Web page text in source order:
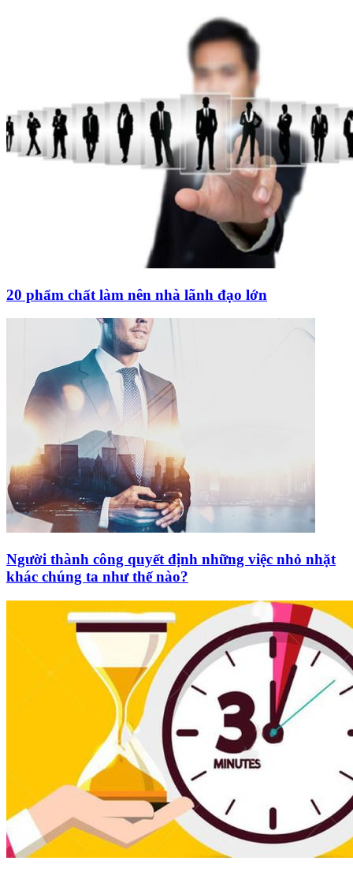
20 phẩm chất làm nên nhà lãnh đạo lớn
Người thành công quyết định những việc nhỏ nhặt
khác chúng ta như thế nào?